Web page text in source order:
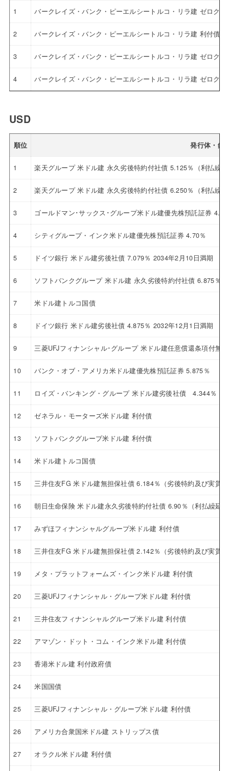
1 バークレイズ・バンク・ピーエルシートルコ・リラ建 ゼロクー
2 バークレイズ・バンク・ピーエルシートルコ・リラ建 利付債
3 バークレイズ・バンク・ピーエルシートルコ・リラ建 ゼロクー
4 バークレイズ・バンク・ピーエルシートルコ・リラ建 ゼロクー
USD
順位 発行体・銘
1 楽天グループ 米ドル建 永久劣後特約付社債 5.125％（利払繰
2 楽天グループ 米ドル建 永久劣後特約付社債 6.250％（利払繰
3 ゴールドマン･サックス･グループ米ドル建優先株預託証券
4 シティグループ・インク米ドル建優先株預託証券 4.70％
5 ドイツ銀行 米ドル建劣後社債 7.079％ 2034年2月10日満期
6 ソフトバンクグループ 米ドル建 永久劣後特約付社債 6.875％
7 米ドル建トルコ国債
8 ドイツ銀行 米ドル建劣後社債 4.875％ 2032年12月1日満期
9 三菱UFJフィナンシャル･グループ 米ドル建任意償還条項付
10 バンク・オブ・アメリカ米ドル建優先株預託証券 5.875％
11 ロイズ・バンキング・グループ 米ドル建劣後社債 4.344％
12 ゼネラル・モーターズ米ドル建 利付債
13 ソフトバンクグループ米ドル建 利付債
14 米ドル建トルコ国債
15 三井住友FG 米ドル建無担保社債 6.184％（劣後特約及び実質
16 朝日生命保険 米ドル建永久劣後特約付社債 6.90％（利払繰延
17 みずほフィナンシャルグループ米ドル建 利付債
18 三井住友FG 米ドル建無担保社債 2.142％（劣後特約及び実質
19 メタ・プラットフォームズ・インク米ドル建 利付債
20 三菱UFJフィナンシャル・グループ米ドル建 利付債
21 三井住友フィナンシャルグループ米ドル建 利付債
22 アマゾン・ドット・コム・インク米ドル建 利付債
23 香港米ドル建 利付政府債
24 米国国債
25 三菱UFJフィナンシャル・グループ米ドル建 利付債
26 アメリカ合衆国米ドル建 ストリップス債
27 オラクル米ドル建 利付債